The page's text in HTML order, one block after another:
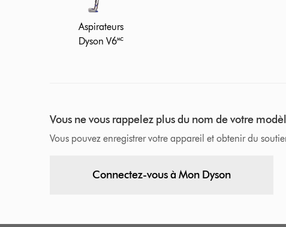
Aspirateurs
Dyson V6🅪
Vous ne vous rappelez plus du nom de votre
Vous pouvez enregistrer votre appareil et obtenir du
Connectez-vous à Mon Dyson